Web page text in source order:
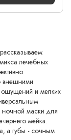
лечебных
внешними
ощущений и мелких
ночной маски для
мейка.
а губы - сочным